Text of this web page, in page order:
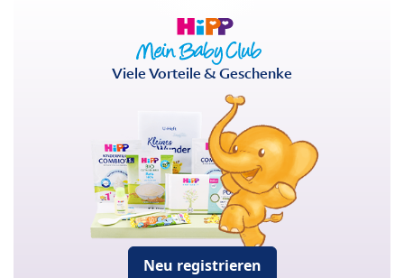
Viele Vorteile & Geschenke
Neu registrieren